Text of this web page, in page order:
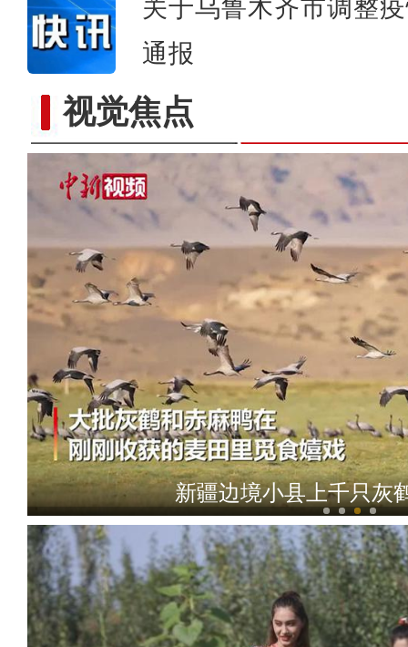
关于乌鲁木齐市调整
通报
视觉焦点新疆吉木乃县民警及时救助
新疆边境小县上千只灰